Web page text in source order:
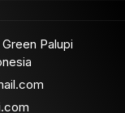
Palupi